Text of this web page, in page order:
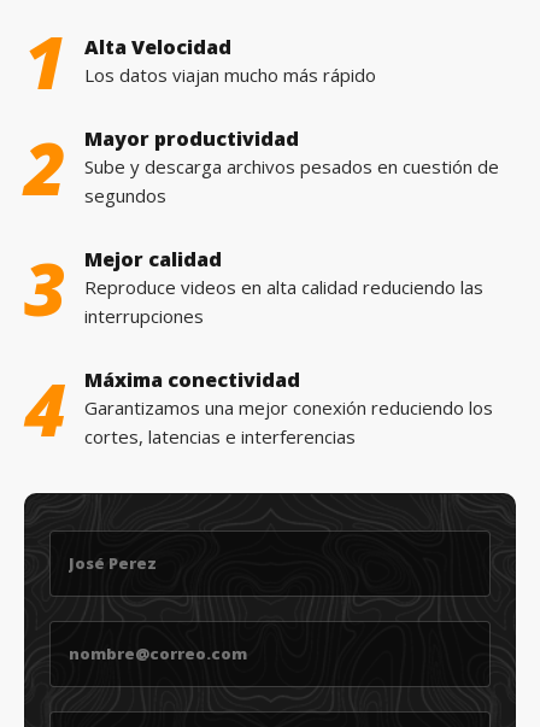
1 Alta Velocidad
Los datos viajan mucho más rápido
2 Mayor productividad
Sube y descarga archivos pesados en cuestión de
segundos
3 Mejor calidad
Reproduce videos en alta calidad reduciendo las
interrupciones
4 Máxima conectividad
Garantizamos una mejor conexión reduciendo los
cortes, latencias e interferencias